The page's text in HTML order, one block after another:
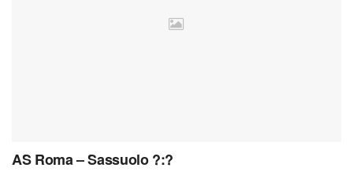
AS Roma – Sassuolo ?:?